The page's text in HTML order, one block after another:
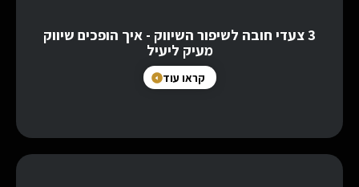
3 צעדי חובה לשיפור השיווק - איך הופכים שיווק
מעיק ליעיל
קראו עוד